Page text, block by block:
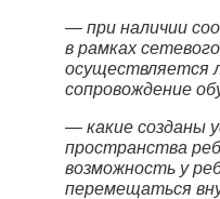
— при наличии
в рамках
осуществляется
сопровождение
— какие созданы
пространства
возможность у
перемещаться